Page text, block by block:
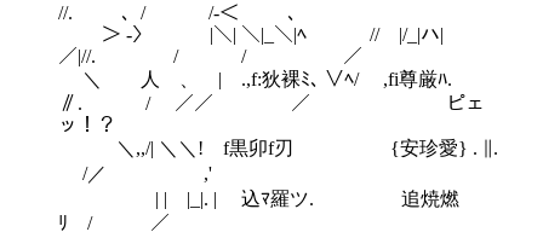
//. 、/ /-＜￣ 、
＞ -〉 |＼| ＼|_＼|ﾍ // |/_|ハ|
／|//. / / ／
＼ 人 、 | .,f:狄裸ﾐ､ ∨ﾍ/ ,fi尊厳ﾊ.
∥. / ／／ ／ ピェ
ッ！？
＼,,/| ＼＼! f黒卯f刃 {安珍愛} . ∥.
/／ ,'
| | |_|. | 込ﾏ羅ツ. 追焼燃
ﾘ / ／